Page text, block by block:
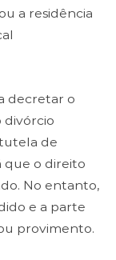
a residência
decretar o
divórcio
de
que o direito
No entanto,
e a parte
provimento.